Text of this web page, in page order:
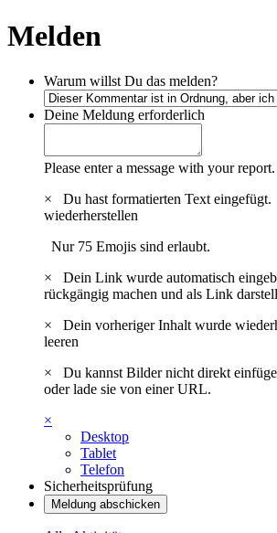
Melden
Warum willst Du das melden?
Deine Meldung erforderlich
Please enter a message with your report.
×
Du hast formatierten Text eingefügt.
wiederherstellen
Nur 75 Emojis sind erlaubt.
×
Dein Link wurde automatisch
rückgängig machen und als Link
×
Dein vorheriger Inhalt wurde
leeren
×
Du kannst Bilder nicht direkt
oder lade sie von einer URL.
×
Desktop
Tablet
Telefon
Sicherheitsprüfung
Meldung abschicken